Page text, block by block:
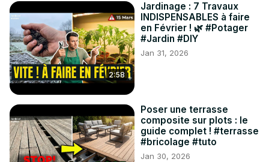
2:58
Jardinage : 7 Travaux
INDISPENSABLES à faire
en Février ! 🌿 #Potager
#Jardin #DIY
Jan 31, 2026
Poser une terrasse
composite sur plots : le
guide complet ! #terrasse
#bricolage #tuto
Jan 30, 2026